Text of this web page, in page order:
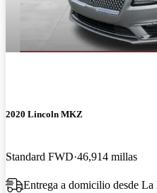
2020 Lincoln MKZ
Standard FWD 46,914 millas
Entrega a domicilio desde